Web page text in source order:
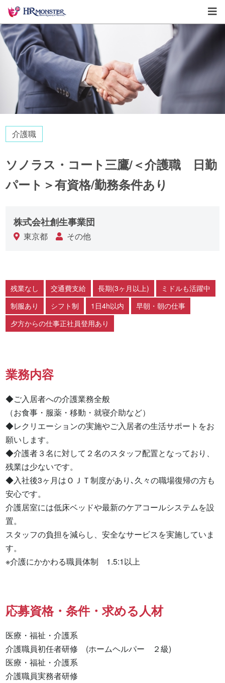
介護職
ソノラス・コート三鷹/＜介護職 日勤
パート＞有資格/勤務条件あり
株式会社創生事業団
東京都 その他
残業なし 交通費支給 長期(3ヶ月以上)
ミドルも活躍中
制服あり
シフト制 1日4h以内
早朝・朝の仕事
夕方からの仕事正社員登用あり
業務内容
◆ご入居者への介護業務全般
（お食事・服薬・移動・就寝介助など）
◆レクリエーションの実施やご入居者の生活サポートをお
願いします。
◆介護者３名に対して２名のスタッフ配置となっており、
残業は少ないです。
◆入社後3ヶ月はＯＪＴ制度があり､久々の職場復帰の方も
安心です。
介護居室には低床ベッドや最新のケアコールシステムを設
置。
スタッフの負担を減らし、安全なサービスを実施していま
す。
※介護にかかわる職員体制　1.5:1以上
応募資格・条件・求める人材
医療・福祉・介護系
介護職員初任者研修　(ホームヘルパー　２級)
医療・福祉・介護系
介護職員実務者研修